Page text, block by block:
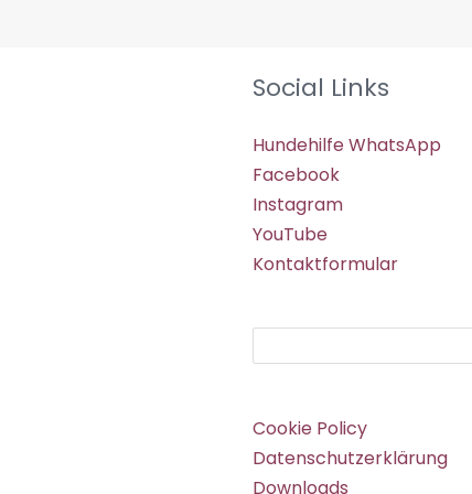
Social Links
Hundehilfe WhatsApp
Facebook
Instagram
YouTube
Kontaktformular
Cookie Policy
Datenschutzerklärung
Downloads